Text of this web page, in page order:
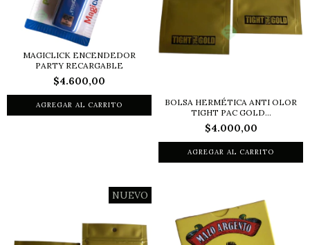
MAGICLICK ENCENDEDOR
PARTY RECARGABLE
$4.600,00
BOLSA HERMÉTICA ANTI OLOR
TIGHT PAC GOLD...
$4.000,00
NUEVO